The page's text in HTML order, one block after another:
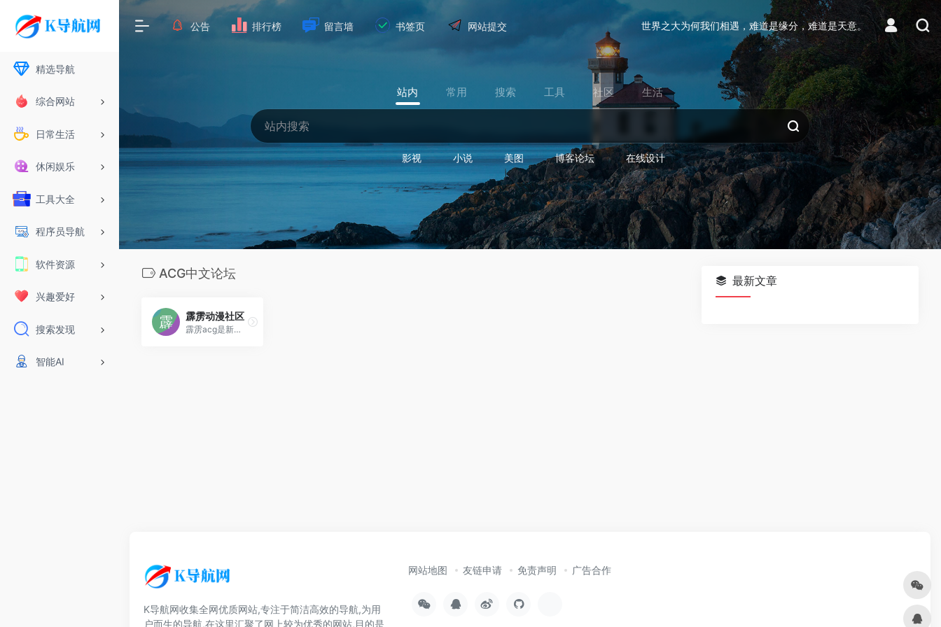
精选导航
综合网站
日常生活
休闲娱乐
工具大全
程序员导航
软件资源
兴趣爱好
搜索发现
智能AI
公告 排行榜 留言墙 书签页 网站提交 世界之大为何我们相遇，难道是缘分，难道是天意。
站内 常用 搜索 工具 社区 生活
影视 小说 美图 博客论坛 在线设计
ACG中文论坛
霹雳动漫社区
霹雳acg是新生代泛娱乐互动平台，从动漫、游戏起步，衍生至数码、周边、会展等与宅文化相关领域，致力于创造轻松欢快的宅文化乐趣。
最新文章
K导航网收集全网优质网站,专注于简洁高效的导航,为用
户而生的导航,在这里汇聚了网上较为优秀的网站,目的是
网站地图 友链申请 免责声明 广告合作